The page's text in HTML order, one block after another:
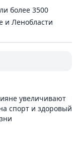
более 3500
и Ленобласти
увеличивают
спорт и здоровый